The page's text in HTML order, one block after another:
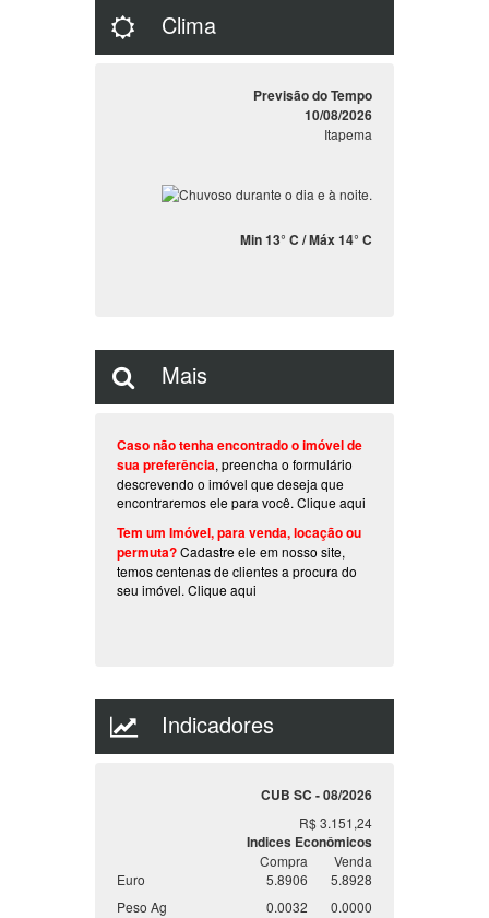
10/08/2026
Caso não tenha encontrado o imóvel de
sua preferência, preencha o formulário
encontraremos ele para você.Clique aqui
Tem um Imóvel, para venda, locação ou
permuta?Cadastre ele em nosso site,
temos centenas de clientes a procura do
seu imóvel.Clique aqui
CUB SC - 08/2026
Compra
Venda
5.8906
5.8928
0.0032
0.0000
Dólar Com.
5.1019 5.1041